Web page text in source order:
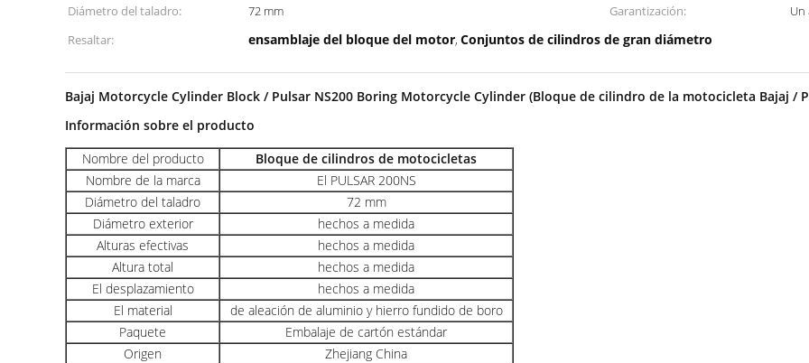
Diámetro del taladro:
72 mm Garantización:
Un
Resaltar:
ensamblaje del bloque del motor, Conjuntos de cilindros de gran diámetro
Bajaj Motorcycle Cylinder Block / Pulsar NS200 Boring Motorcycle Cylinder (Bloque de cilindro de la motocicleta Bajaj /
Información sobre el producto
Nombre del producto
Bloque de cilindros de motocicletas
Nombre de la marca
El PULSAR 200NS
Diámetro del taladro
72 mm
Diámetro exterior
hechos a medida
Alturas efectivas
hechos a medida
Altura total
hechos a medida
El desplazamiento
hechos a medida
El material
de aleación de aluminio y hierro fundido de boro
Paquete
Embalaje de cartón estándar
Origen
Zhejiang China